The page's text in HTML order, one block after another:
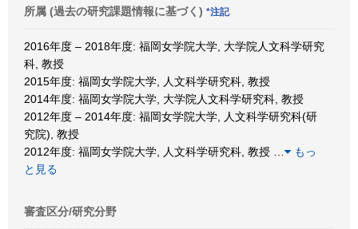
所属 (過去の研究課題情報に基づく) *注記
2016年度 – 2018年度: 福岡女学院大学, 大学院人文科学研究
科, 教授
2015年度: 福岡女学院大学, 人文科学研究科, 教授
2014年度: 福岡女学院大学, 大学院人文科学研究科, 教授
2012年度 – 2014年度: 福岡女学院大学, 人文科学研究科(研
究院), 教授
2012年度: 福岡女学院大学, 人文科学研究科, 教授
もっ
と見る
審査区分/研究分野